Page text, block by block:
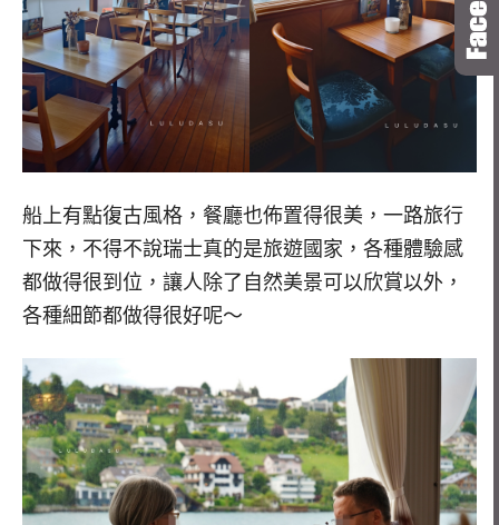
船上有點復古風格，餐廳也佈置得很美，一路旅行
下來，不得不說瑞士真的是旅遊國家，各種體驗感
都做得很到位，讓人除了自然美景可以欣賞以外，
各種細節都做得很好呢～